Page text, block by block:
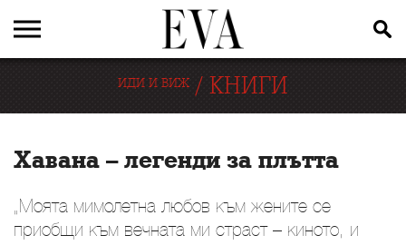
ИДИ И ВИЖ / КНИГИ
Хавана – легенди за плътта
„Моята мимолетна любов към жените се
приобщи към вечната ми страст – киното, и